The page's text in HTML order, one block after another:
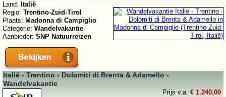
Land: Italië
Regio: Trentino-Zuid-Tirol
Plaats: Madonna di Campiglio
Categorie: Wandelvakantie
Aanbieder: SNP Natuurreizen
Italië - Trentino - Dolomiti di Brenta & Adamello -
Wandelvakantie
Prijs v.a. € 1.240,00